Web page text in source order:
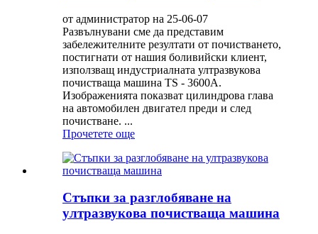
от администратор на 25-06-07
Развълнувани сме да представим
забележителните резултати от почистването,
постигнати от нашия боливийски клиент,
използващ индустриалната ултразвукова
почистваща машина TS - 3600A.
Изображенията показват цилиндрова глава
на автомобилен двигател преди и след
почистване. ...
Прочетете още
Стъпки за разглобяване на
ултразвукова почистваща машина